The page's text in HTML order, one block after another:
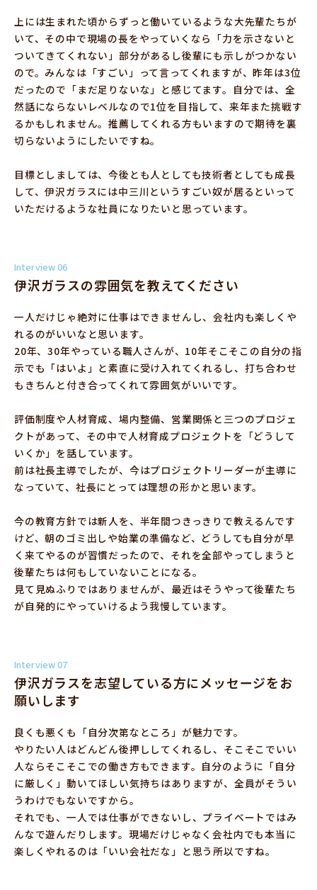
上には生まれた頃からずっと働いているような大先輩たちが
いて、その中で現場の長をやっていくなら「力を示さないと
ついてきてくれない」部分があるし後輩にも示しがつかない
ので。みんなは「すごい」って言ってくれますが、昨年は3位
だったので「まだ足りないな」と感じてます。自分では、全
然話にならないレベルなので1位を目指して、来年また挑戦す
るかもしれません。推薦してくれる方もいますので期待を裏
切らないようにしたいですね。
目標としましては、今後とも人としても技術者としても成長
して、伊沢ガラスには中三川というすごい奴が居るといって
いただけるような社員になりたいと思っています。
Interview 06
伊沢ガラスの雰囲気を教えてください
一人だけじゃ絶対に仕事はできませんし、会社内も楽しくや
れるのがいいなと思います。
20年、30年やっている職人さんが、10年そこそこの自分の指
示でも「はいよ」と素直に受け入れてくれるし、打ち合わせ
もきちんと付き合ってくれて雰囲気がいいです。
評価制度や人材育成、場内整備、営業関係と三つのプロジェ
クトがあって、その中で人材育成プロジェクトを「どうして
いくか」を話しています。
前は社長主導でしたが、今はプロジェクトリーダーが主導に
なっていて、社長にとっては理想の形かと思います。
今の教育方針では新人を、半年間つきっきりで教えるんです
けど、朝のゴミ出しや始業の準備など、どうしても自分が早
く来てやるのが習慣だったので、それを全部やってしまうと
後輩たちは何もしていないことになる。
見て見ぬふりではありませんが、最近はそうやって後輩たち
が自発的にやっていけるよう我慢しています。
Interview 07
伊沢ガラスを志望している方にメッセージをお
願いします
良くも悪くも「自分次第なところ」が魅力です。
やりたい人はどんどん後押ししてくれるし、そこそこでいい
人ならそこそこでの働き方もできます。自分のように「自分
に厳しく」動いてほしい気持ちはありますが、全員がそうい
うわけでもないですから。
それでも、一人では仕事ができないし、プライベートではみ
んなで遊んだりします。現場だけじゃなく会社内でも本当に
楽しくやれるのは「いい会社だな」と思う所以ですね。